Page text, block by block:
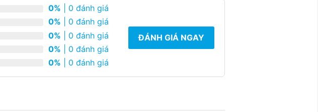
0% | 0 đánh giá
0% | 0 đánh giá
0% | 0 đánh giá
0% | 0 đánh giá
0% | 0 đánh giá
ĐÁNH GIÁ NGAY